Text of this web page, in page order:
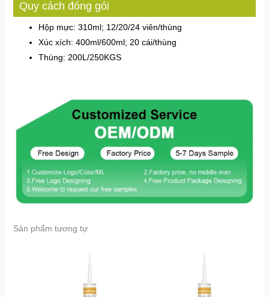
Quy cách đóng gói
Hộp mực: 310ml; 12/20/24 viên/thùng
Xúc xích: 400ml/600ml; 20 cái/thùng
Thùng: 200L/250KGS
Sản phẩm tương tự